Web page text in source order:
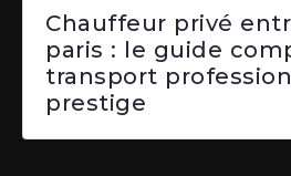
Chauffeur privé
paris : le guide
transport
prestige